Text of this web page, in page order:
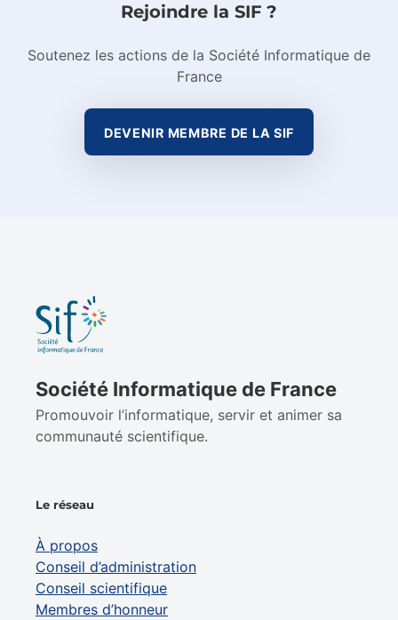
Rejoindre la SIF ?
Soutenez les actions de la Société Informatique de
France
DEVENIR MEMBRE DE LA SIF
Société Informatique de France
Promouvoir l’informatique, servir et animer sa
communauté scientifique.
Le réseau
À propos
Conseil d’administration
Conseil scientifique
Membres d’honneur